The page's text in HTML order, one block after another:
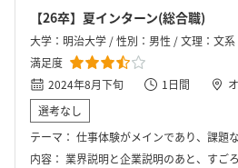
【26卒】夏インターン(総合職)
大学：明治大学 / 性別：男性 / 文理：文系
満足度
2024年8月下旬
1日間
選考なし
テーマ： 仕事体験がメインであり、課題などは特になく、人事の方の説明を受
内容： 業界説明と企業説明のあと、すごろく？のような形のシートが投影され、そのマス一つ一つにクイズ問題が用意されており、こちらが1人選ばれて答え